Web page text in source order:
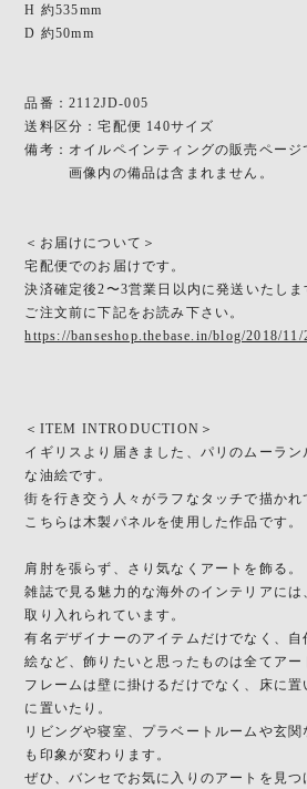
H 約535mm
D 約50mm
品番：2112JD-005
送料区分：宅配便 140サイズ
備考：オイルペインティングの販売ページ
画像内の備品は含まれません。
＜お届けについて＞
宅配便でのお届けです。
決済確定後2〜3営業日以内に発送いたしま
ご注文前に下記をお読み下さい。
https://banseshop.thebase.in/blog/2018/11/
＜ITEM INTRODUCTION＞
イギリスより届きました、パリのムーラン
な油絵です。
街を行き交う人々がラフなタッチで描かれ
こちらは木製パネルを使用した作品です。
肩肘を張らず、さり気なくアートを飾る。
雑誌で見る魅力的な海外のインテリアに
取り入れられています。
有名デザイナーのアイテムだけでなく、
絵など、飾りたいと思ったものは全てアー
フレームは壁に掛けるだけでなく、床に
に置いたり。
リビングや寝室、プラベートルームや玄
も印象が変わります。
ぜひ、バンセでお気に入りのアートを見つ